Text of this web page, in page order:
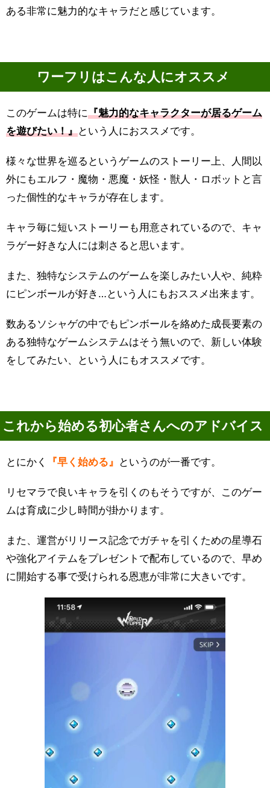
ある非常に魅力的なキャラだと感じています。
ワーフリはこんな人にオススメ
このゲームは特に『魅力的なキャラクターが居るゲーム
を遊びたい！』という人におススメです。
様々な世界を巡るというゲームのストーリー上、人間以
外にもエルフ・魔物・悪魔・妖怪・獣人・ロボットと言
った個性的なキャラが存在します。
キャラ毎に短いストーリーも用意されているので、キャ
ラゲー好きな人には刺さると思います。
また、独特なシステムのゲームを楽しみたい人や、純粋
にピンボールが好き…という人にもおススメ出来ます。
数あるソシャゲの中でもピンボールを絡めた成長要素の
ある独特なゲームシステムはそう無いので、新しい体験
をしてみたい、という人にもオススメです。
これから始める初心者さんへのアドバイス
とにかく 『早く始める』 というのが一番です。
リセマラで良いキャラを引くのもそうですが、このゲー
ムは育成に少し時間が掛かります。
また、運営がリリース記念でガチャを引くための星導石
や強化アイテムをプレゼントで配布しているので、早め
に開始する事で受けられる恩恵が非常に大きいです。